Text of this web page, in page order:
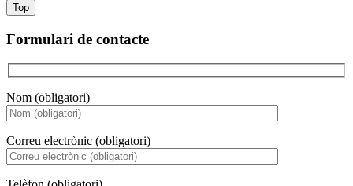
Top
Formulari de contacte
Nom (obligatori)
Correu electrònic (obligatori)